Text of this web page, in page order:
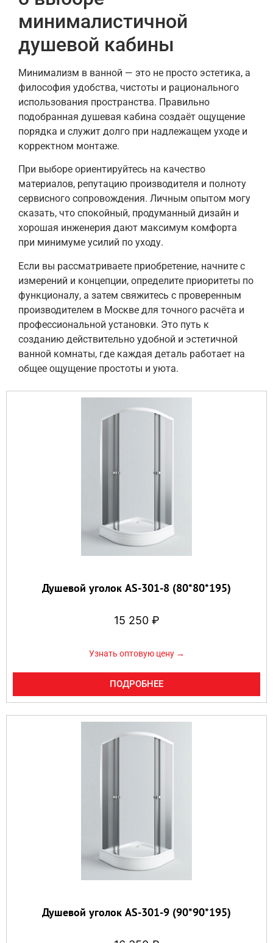
минималистичной
душевой кабины
Минимализм в ванной — это не просто эстетика, а
философия удобства, чистоты и рационального
использования пространства. Правильно
подобранная душевая кабина создаёт ощущение
порядка и служит долго при надлежащем уходе и
корректном монтаже.
При выборе ориентируйтесь на качество
материалов, репутацию производителя и полноту
сервисного сопровождения. Личным опытом могу
сказать, что спокойный, продуманный дизайн и
хорошая инженерия дают максимум комфорта
при минимуме усилий по уходу.
Если вы рассматриваете приобретение, начните с
измерений и концепции, определите приоритеты по
функционалу, а затем свяжитесь с проверенным
производителем в Москве для точного расчёта и
профессиональной установки. Это путь к
созданию действительно удобной и эстетичной
ванной комнаты, где каждая деталь работает на
общее ощущение простоты и уюта.
Душевой уголок AS-301-8 (80*80*195)
15 250 ₽
Узнать оптовую цену →
ПОДРОБНЕЕ
Душевой уголок AS-301-9 (90*90*195)